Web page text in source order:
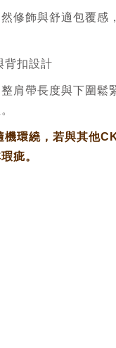
修飾與舒適包覆感
背扣設計
肩帶長度與下圍鬆
環繞，若與其他
疵。